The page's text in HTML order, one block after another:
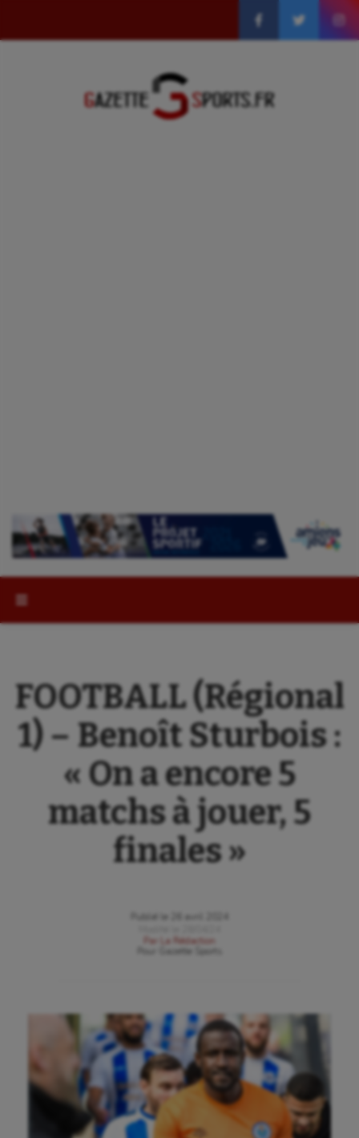
FOOTBALL (Régional
1) – Benoît Sturbois :
« On a encore 5
matchs à jouer, 5
finales »
Publié le
26 avril 2024
Par
La Rédaction
Gazette Sports